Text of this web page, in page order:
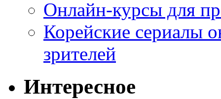
Онлайн-курсы для
Корейские сериалы
зрителей
Интересное